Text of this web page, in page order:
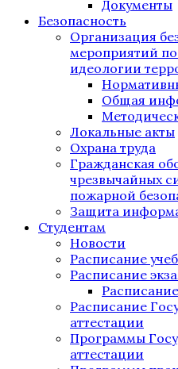
Документы
Безопасность
Организация
мероприятий
идеологии
Общая
Локальные акты
Охрана труда
Гражданская
чрезвычайных
пожарной
Защита
Студентам
Новости
Расписание
Расписание
Расписание
Расписание
аттестации
Программы
аттестации